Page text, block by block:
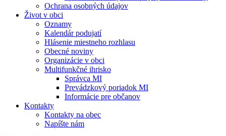
Ochrana osobných údajov
Život v obci
Oznamy
Kalendár podujatí
Hlásenie miestneho rozhlasu
Obecné noviny
Organizácie v obci
Multifunkčné ihrisko
Správca MI
Prevádzkový poriadok MI
Informácie pre občanov
Kontakty
Kontakty na obec
Napíšte nám